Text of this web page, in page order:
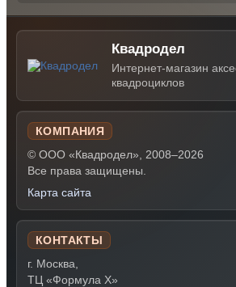
Квадродел
Интернет-магазин
квадроциклов
КОМПАНИЯ
© ООО «Квадродел», 2008–2026
Все права защищены.
Карта сайта
КОНТАКТЫ
г. Москва,
ТЦ «Формула Х»